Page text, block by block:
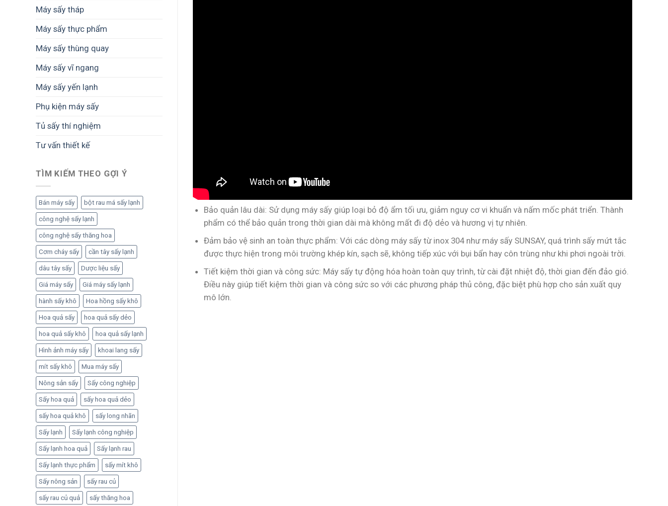
Máy sấy tháp
Máy sấy thực phẩm
Máy sấy thùng quay
Máy sấy vĩ ngang
Máy sấy yến lạnh
Phụ kiện máy sấy
Tủ sấy thí nghiệm
Tư vấn thiết kế
TÌM KIẾM THEO GỢI Ý
Bán máy sấy bột rau má sấy lạnh
công nghệ sấy lạnh
công nghệ sấy thăng hoa
Cơm cháy sấy cần tây sấy lạnh
dâu tây sấy Dược liệu sấy
Giá máy sấy Giá máy sấy lạnh
hành sấy khô Hoa hồng sấy khô
Hoa quả sấy hoa quả sấy dẻo
hoa quả sấy khô hoa quả sấy lạnh
Hình ảnh máy sấy khoai lang sấy
mít sấy khô Mua máy sấy
Nông sản sấy Sấy công nghiệp
Sấy hoa quả sấy hoa quả dẻo
sấy hoa quả khô sấy long nhãn
Sấy lạnh Sấy lạnh công nghiệp
Sấy lạnh hoa quả Sấy lạnh rau
Sấy lạnh thực phẩm sấy mít khô
Sấy nông sản sấy rau củ
sấy rau củ quả sấy thăng hoa
Bảo quản lâu dài: Sử dụng máy sấy giúp loại bỏ độ ẩm tối ưu, giảm nguy cơ vi khuẩn và nấm mốc phát triển. Thành
phẩm có thể bảo quản trong thời gian dài mà không mất đi độ dẻo và hương vị tự nhiên.
Đảm bảo vệ sinh an toàn thực phẩm: Với các dòng máy sấy từ inox 304 như máy sấy SUNSAY, quá trình sấy mứt tắc
được thực hiện trong môi trường khép kín, sạch sẽ, không tiếp xúc với bụi bẩn hay côn trùng như khi phơi ngoài trời.
Tiết kiệm thời gian và công sức: Máy sấy tự động hóa hoàn toàn quy trình, từ cài đặt nhiệt độ, thời gian đến đảo gió.
Điều này giúp tiết kiệm thời gian và công sức so với các phương pháp thủ công, đặc biệt phù hợp cho sản xuất quy
mô lớn.